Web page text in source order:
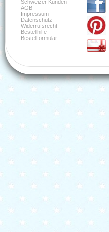
Schweizer Kunden
AGB
Impressum
Datenschutz
Widerrufsrecht
Bestellhilfe
Bestellformular